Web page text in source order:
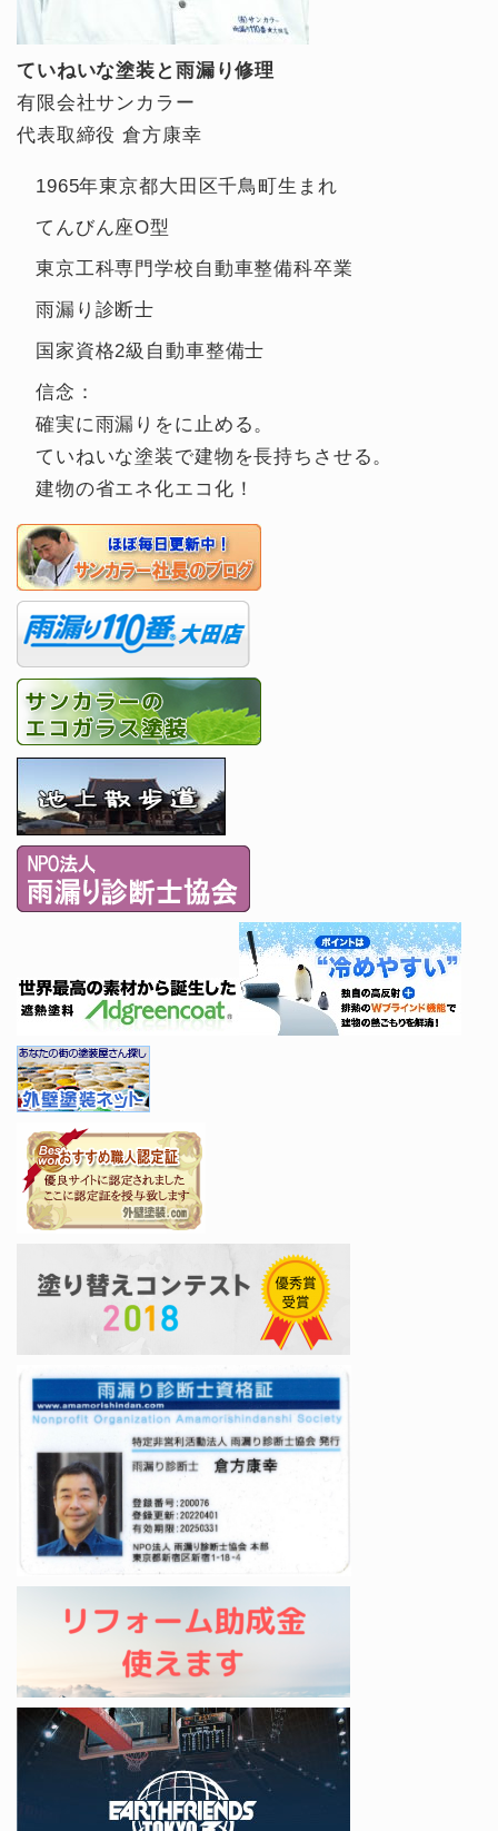
ていねいな塗装と雨漏り修理
有限会社サンカラー
代表取締役 倉方康幸
1965年東京都大田区千鳥町生まれ
てんびん座O型
東京工科専門学校自動車整備科卒業
雨漏り診断士
国家資格2級自動車整備士
信念：
確実に雨漏りをに止める。
ていねいな塗装で建物を長持ちさせる。
建物の省エネ化エコ化！